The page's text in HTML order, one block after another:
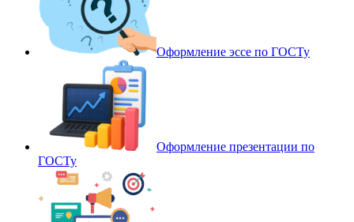
Оформление эссе по ГОСТу
Оформление презентации по
ГОСТу